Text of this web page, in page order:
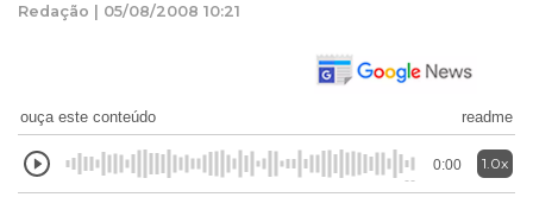
Redação | 05/08/2008 10:21
ouça este conteúdo readme
0:00 1.0x